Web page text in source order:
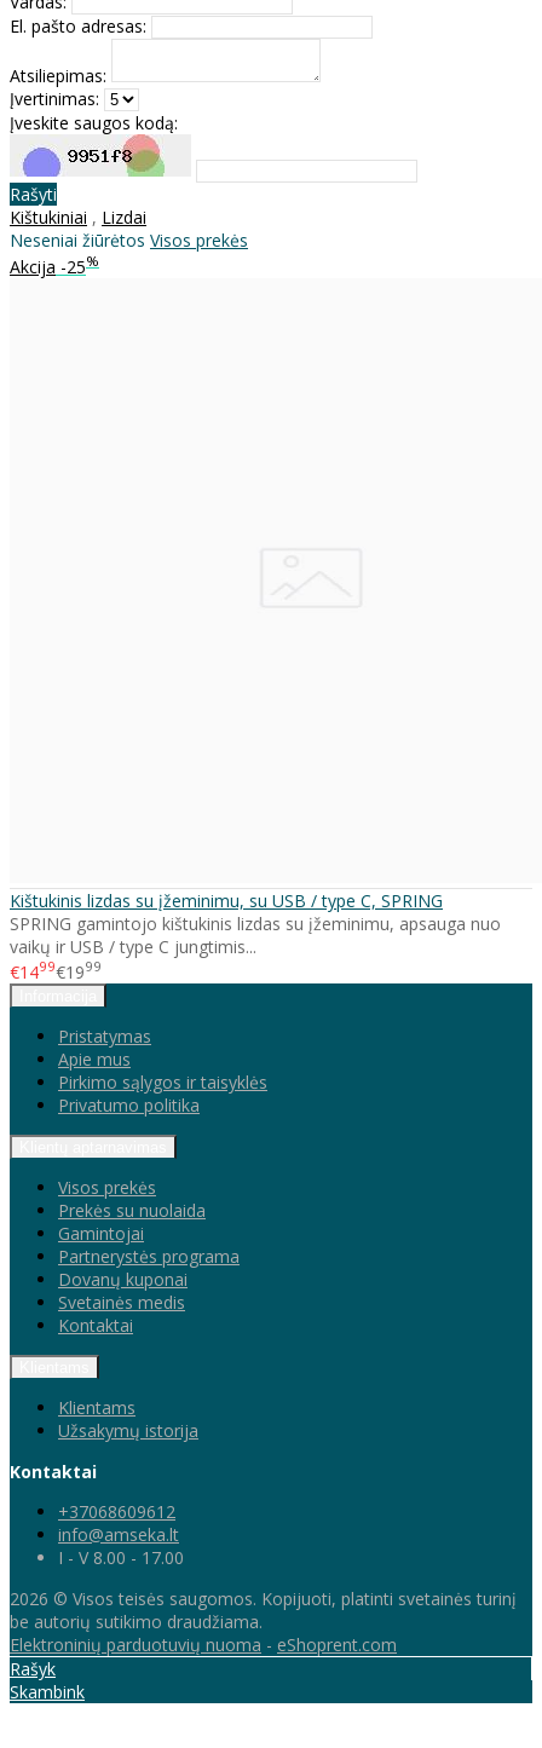
El. pašto adresas:
Atsiliepimas:
Įvertinimas:
Įveskite saugos kodą:
Rašyti
Kištukiniai , Lizdai
Neseniai žiūrėtos Visos prekės
Akcija -25%
Kištukinis lizdas su įžeminimu, su USB / type C, SPRING
SPRING gamintojo kištukinis lizdas su įžeminimu, apsauga nuo
vaikų ir USB / type C jungtimis...
€1499€1999
Pristatymas
Apie mus
Pirkimo sąlygos ir taisyklės
Privatumo politika
Visos prekės
Prekės su nuolaida
Gamintojai
Partnerystės programa
Dovanų kuponai
Svetainės medis
Kontaktai
Klientams
Užsakymų istorija
Kontaktai
+37068609612
info@amseka.lt
I - V 8.00 - 17.00
2026 © Visos teisės saugomos. Kopijuoti, platinti svetainės turinį
be autorių sutikimo draudžiama.
Elektroninių parduotuvių nuoma - eShoprent.com
Rašyk
Skambink